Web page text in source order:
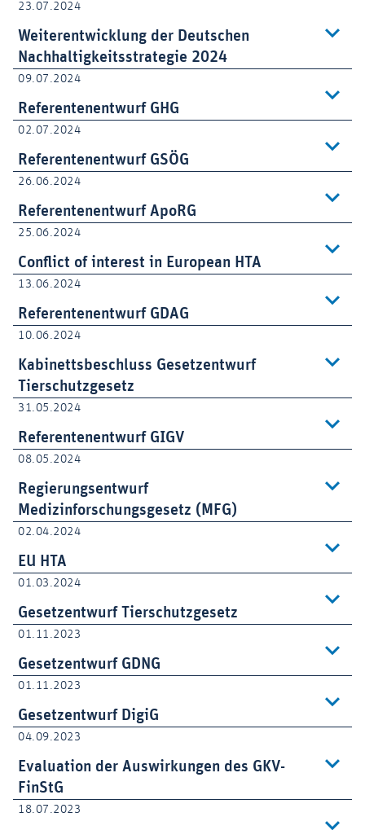
23.07.2024
Weiterentwicklung der Deutschen
Nachhaltigkeitsstrategie 2024
09.07.2024
Referentenentwurf GHG
02.07.2024
Referentenentwurf GSÖG
26.06.2024
Referentenentwurf ApoRG
25.06.2024
Conflict of interest in European HTA
13.06.2024
Referentenentwurf GDAG
10.06.2024
Kabinettsbeschluss Gesetzentwurf
Tierschutzgesetz
31.05.2024
Referentenentwurf GIGV
08.05.2024
Regierungsentwurf
Medizinforschungsgesetz (MFG)
02.04.2024
EU HTA
01.03.2024
Gesetzentwurf Tierschutzgesetz
01.11.2023
Gesetzentwurf GDNG
01.11.2023
Gesetzentwurf DigiG
04.09.2023
Evaluation der Auswirkungen des GKV-
FinStG
18.07.2023